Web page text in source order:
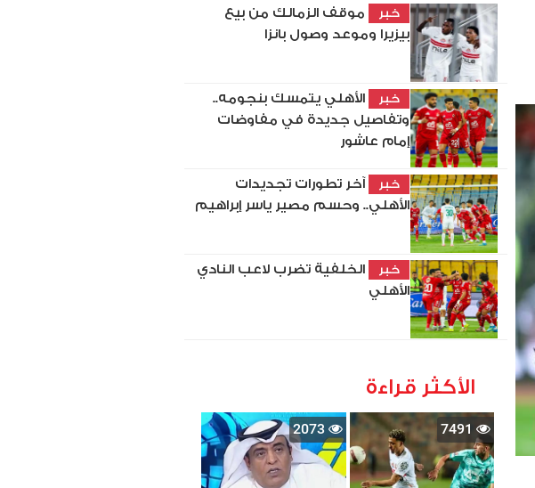
خبر
موقف الزمالك من بيع
بيزيرا وموعد وصول بانزا
خبر
الأهلي يتمسك بنجومه..
وتفاصيل جديدة في مفاوضات
إمام عاشور
خبر
آخر تطورات تجديدات
الأهلي.. وحسم مصير ياسر إبراهيم
خبر
الخلفية تضرب لاعب النادي
الأهلي
الأكثر قراءة
7491
2073